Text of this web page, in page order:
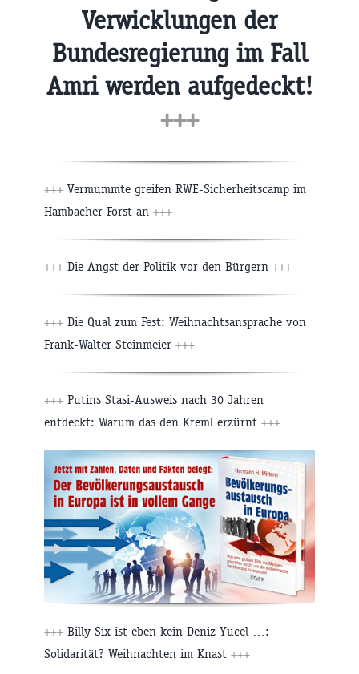
Verwicklungen der
Bundesregierung im Fall
Amri werden aufgedeckt!
+++
+++ Vermummte greifen RWE-Sicherheitscamp im
Hambacher Forst an +++
+++ Die Angst der Politik vor den Bürgern +++
+++ Die Qual zum Fest: Weihnachtsansprache von
Frank-Walter Steinmeier +++
+++ Putins Stasi-Ausweis nach 30 Jahren
entdeckt: Warum das den Kreml erzürnt +++
+++ Billy Six ist eben kein Deniz Yücel …:
Solidarität? Weihnachten im Knast +++